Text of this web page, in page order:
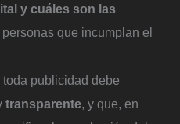
y cuáles son las
que incumplan el
publicidad debe
transparente, y que, en